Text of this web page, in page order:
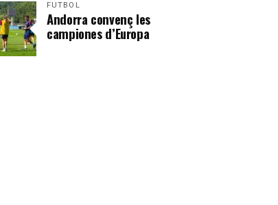
FUTBOL
Andorra convenç les
campiones d’Europa